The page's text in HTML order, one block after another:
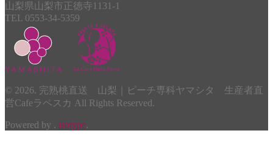
山梨県山梨市正徳寺1131-1
TEL 0553-34-5359
© 2026. 完熟桃直送 山梨｜ピーチ専科ヤマシタ 生産者直
営Cafeラペスカ All Rights Reserved.
Powered by . isotype.